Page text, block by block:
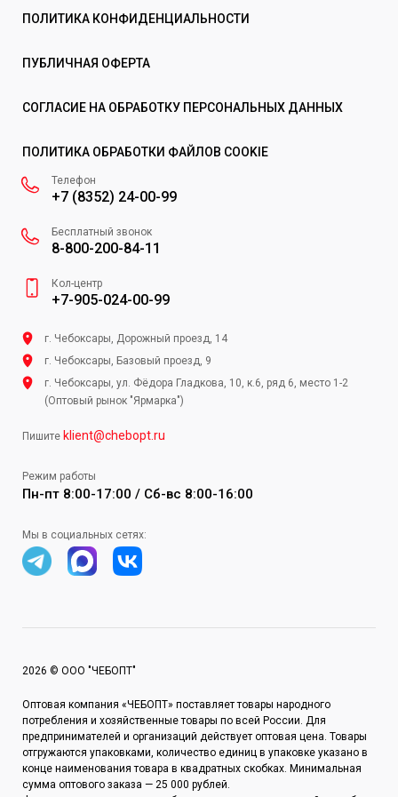
ПОЛИТИКА КОНФИДЕНЦИАЛЬНОСТИ
ПУБЛИЧНАЯ ОФЕРТА
СОГЛАСИЕ НА ОБРАБОТКУ ПЕРСОНАЛЬНЫХ ДАННЫХ
ПОЛИТИКА ОБРАБОТКИ ФАЙЛОВ COOKIE
Телефон
+7 (8352) 24-00-99
Бесплатный звонок
8-800-200-84-11
Кол-центр
+7-905-024-00-99
г. Чебоксары, Дорожный проезд, 14
г. Чебоксары, Базовый проезд, 9
г. Чебоксары, ул. Фёдора Гладкова, 10, к.6, ряд 6, место 1-2
(Оптовый рынок "Ярмарка")
Пишите klient@chebopt.ru
Режим работы
Пн-пт 8:00-17:00 / Сб-вс 8:00-16:00
Мы в социальных сетях:
2026 © ООО "ЧЕБОПТ"
Оптовая компания «ЧЕБОПТ» поставляет товары народного
потребления и хозяйственные товары по всей России. Для
предпринимателей и организаций действует оптовая цена. Товары
отгружаются упаковками, количество единиц в упаковке указано в
конце наименования товара в квадратных скобках. Минимальная
сумма оптового заказа — 25 000 рублей.